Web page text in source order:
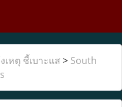
เหตุ ชี้เบาะแส > South